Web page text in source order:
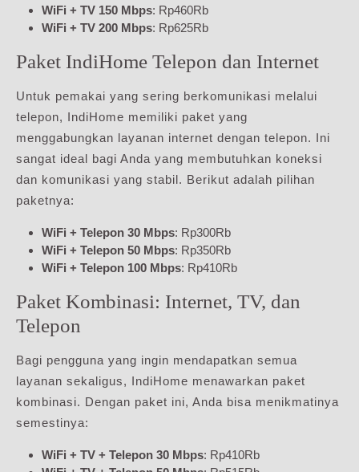
WiFi + TV 150 Mbps: Rp460Rb
WiFi + TV 200 Mbps: Rp625Rb
Paket IndiHome Telepon dan Internet
Untuk pemakai yang sering berkomunikasi melalui
telepon, IndiHome memiliki paket yang
menggabungkan layanan internet dengan telepon. Ini
sangat ideal bagi Anda yang membutuhkan koneksi
dan komunikasi yang stabil. Berikut adalah pilihan
paketnya:
WiFi + Telepon 30 Mbps: Rp300Rb
WiFi + Telepon 50 Mbps: Rp350Rb
WiFi + Telepon 100 Mbps: Rp410Rb
Paket Kombinasi: Internet, TV, dan
Telepon
Bagi pengguna yang ingin mendapatkan semua
layanan sekaligus, IndiHome menawarkan paket
kombinasi. Dengan paket ini, Anda bisa menikmatinya
semestinya:
WiFi + TV + Telepon 30 Mbps: Rp410Rb